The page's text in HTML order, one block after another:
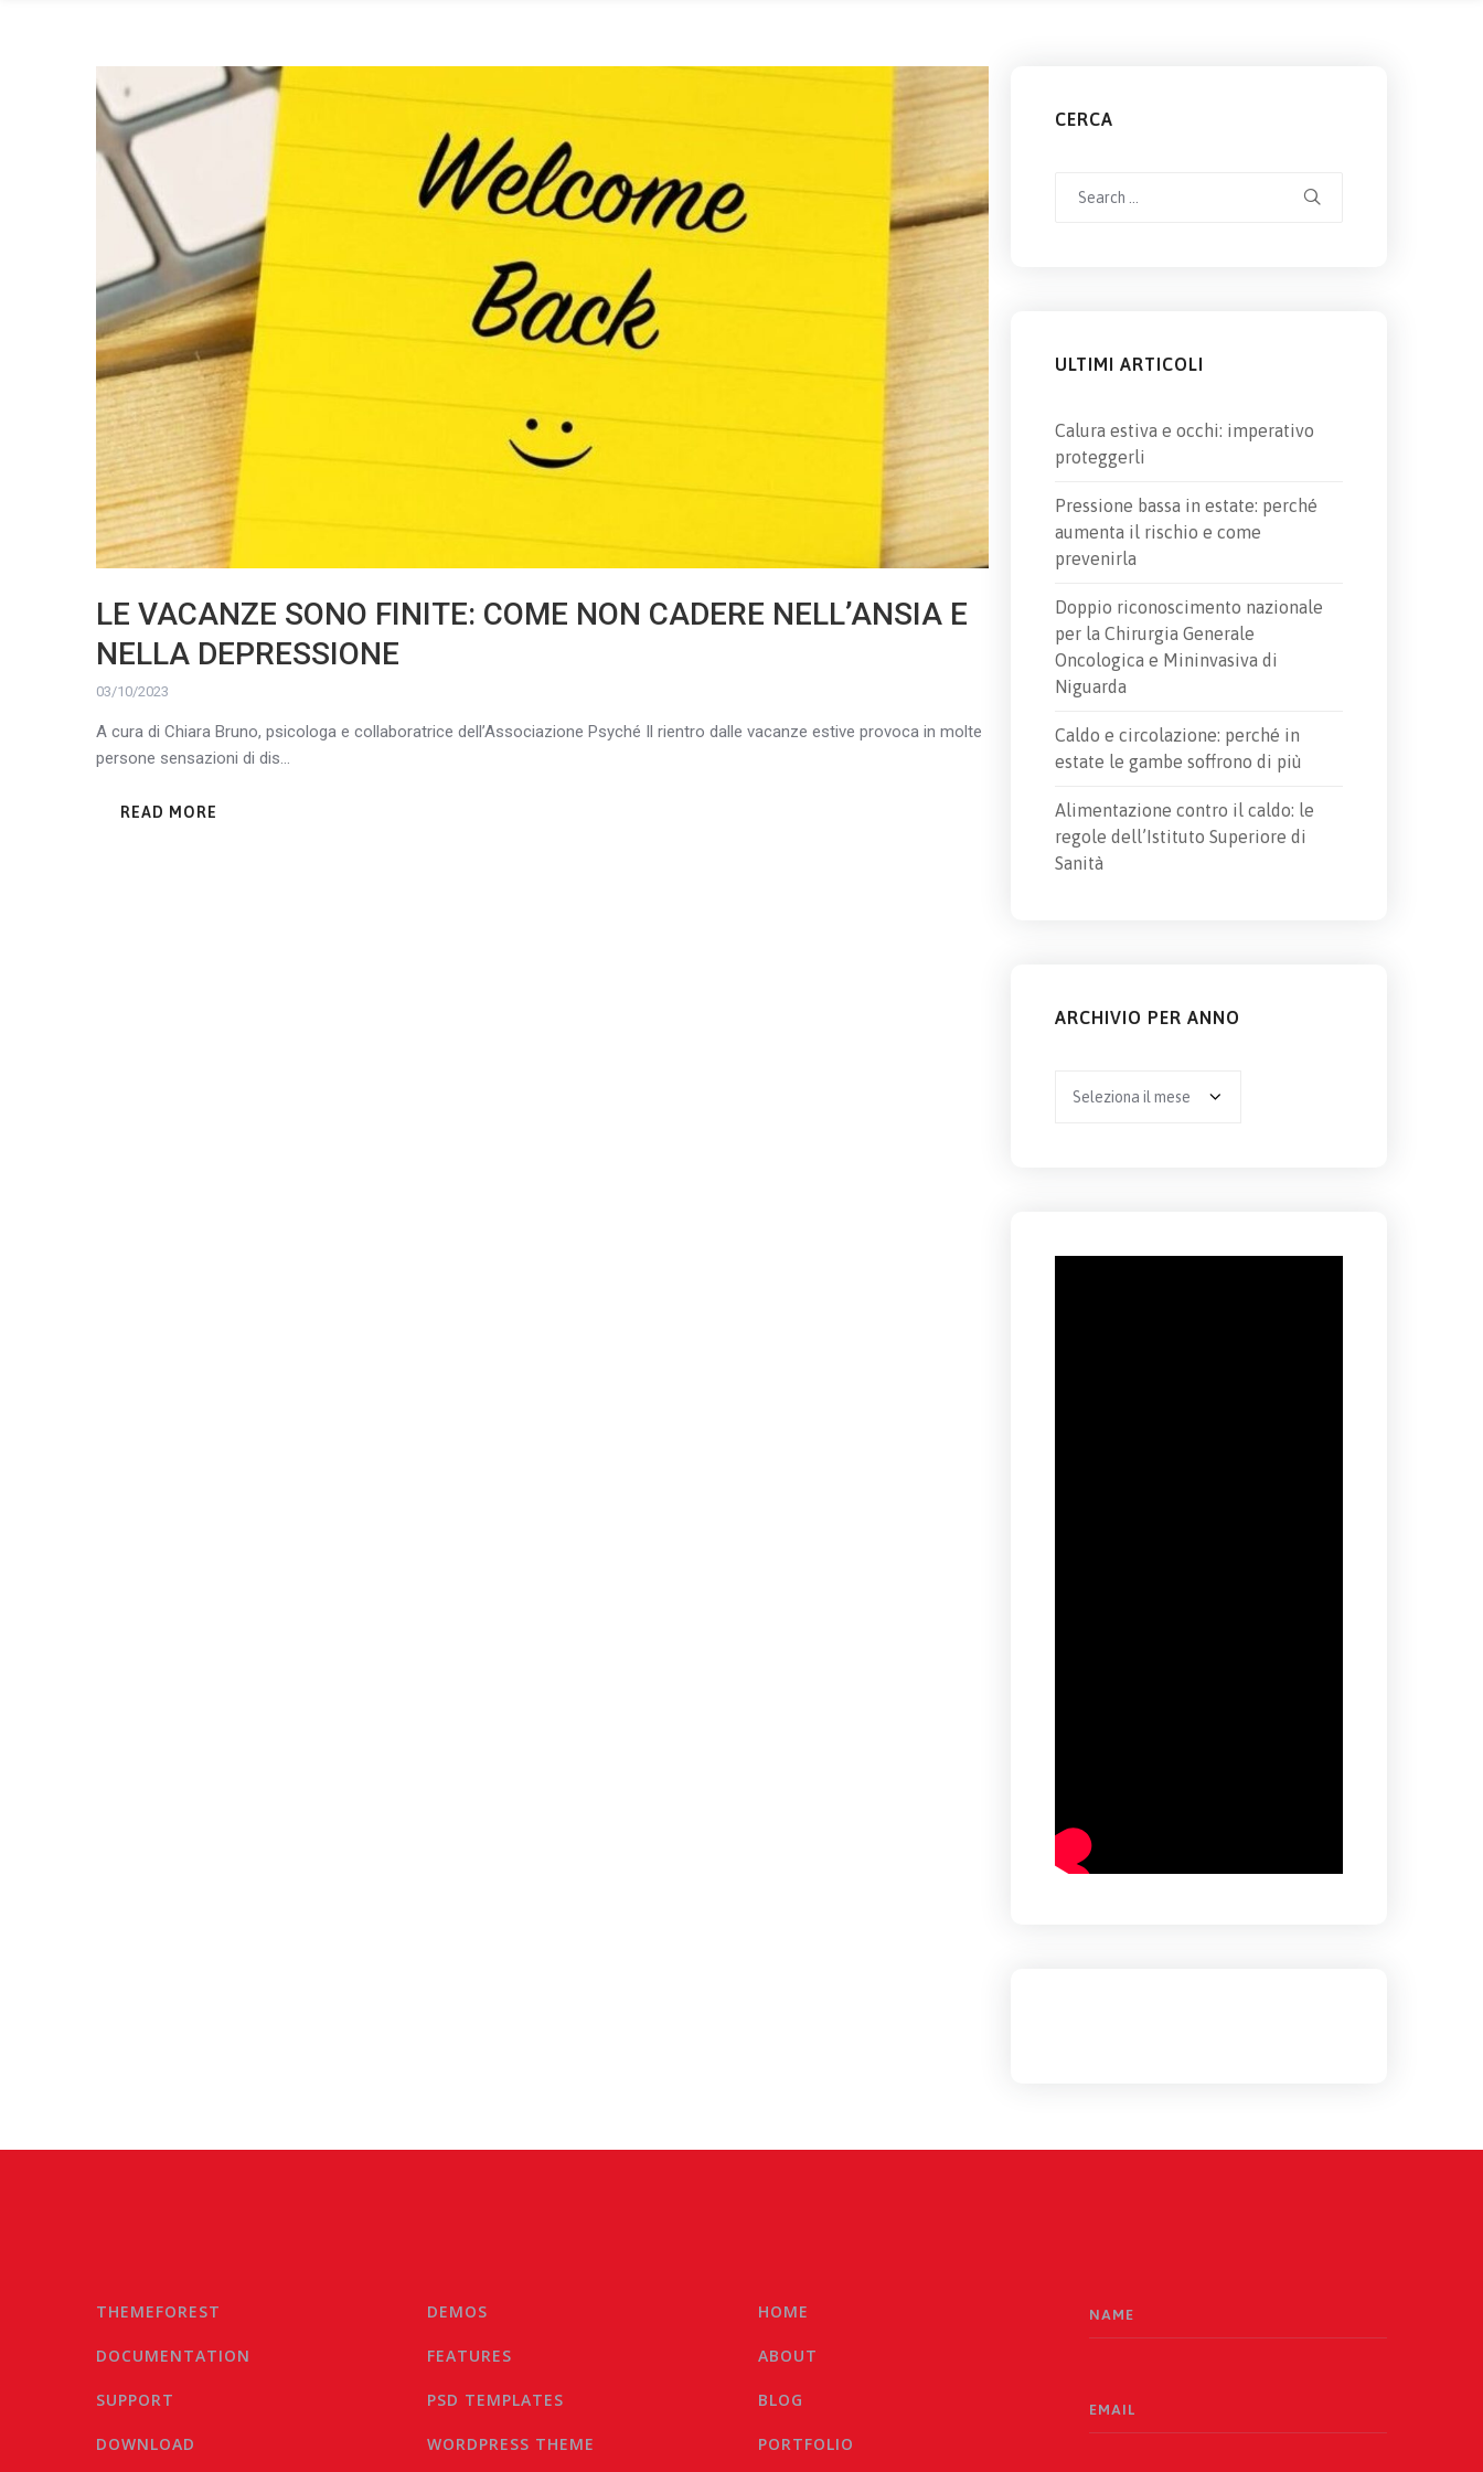
LE VACANZE SONO FINITE: COME NON CADERE NELL’ANSIA E
NELLA DEPRESSIONE
03/10/2023
A cura di Chiara Bruno, psicologa e collaboratrice dell’Associazione Psyché Il rientro dalle vacanze estive provoca in molte
persone sensazioni di dis...
READ MORE
CERCA
ULTIMI ARTICOLI
Calura estiva e occhi: imperativo
proteggerli
Pressione bassa in estate: perché
aumenta il rischio e come
prevenirla
Doppio riconoscimento nazionale
per la Chirurgia Generale
Oncologica e Mininvasiva di
Niguarda
Caldo e circolazione: perché in
estate le gambe soffrono di più
Alimentazione contro il caldo: le
regole dell’Istituto Superiore di
Sanità
ARCHIVIO PER ANNO
per
THEMEFOREST
DOCUMENTATION
SUPPORT
DOWNLOAD
DEMOS
FEATURES
PSD TEMPLATES
WORDPRESS THEME
HOME
ABOUT
BLOG
PORTFOLIO